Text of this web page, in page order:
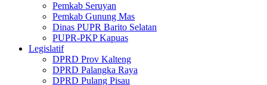
Pemkab Seruyan
Pemkab Gunung Mas
Dinas PUPR Barito Selatan
PUPR-PKP Kapuas
Legislatif
DPRD Prov Kalteng
DPRD Palangka Raya
DPRD Pulang Pisau